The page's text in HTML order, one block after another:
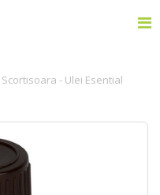
Scortisoara - Ulei Esential